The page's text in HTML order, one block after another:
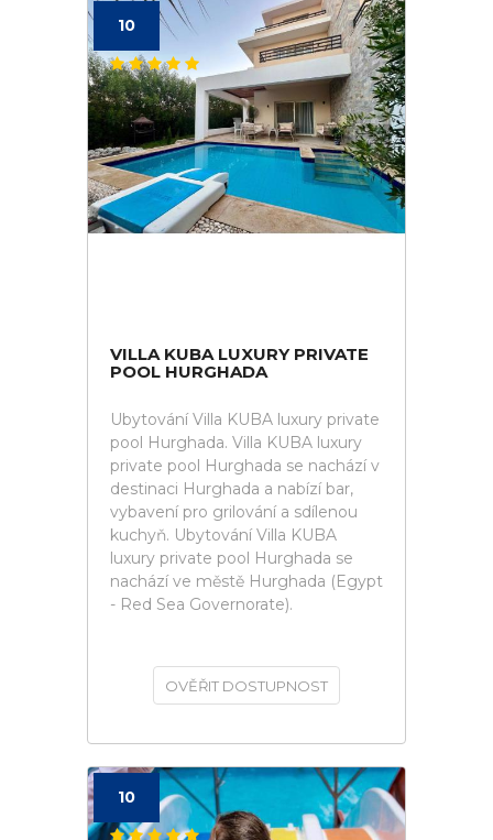
10
VILLA KUBA LUXURY PRIVATE
POOL HURGHADA
Ubytování Villa KUBA luxury private
pool Hurghada. Villa KUBA luxury
private pool Hurghada se nachází v
destinaci Hurghada a nabízí bar,
vybavení pro grilování a sdílenou
kuchyň. Ubytování Villa KUBA
luxury private pool Hurghada se
nachází ve městě Hurghada (Egypt
- Red Sea Governorate).
OVĚŘIT DOSTUPNOST
10